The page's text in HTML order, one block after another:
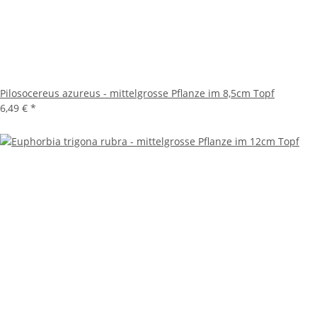
Pilosocereus azureus - mittelgrosse Pflanze im 8,5cm Topf
6,49 € *